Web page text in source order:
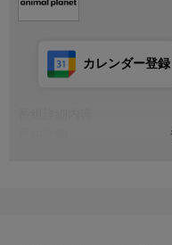
カレンダー登録